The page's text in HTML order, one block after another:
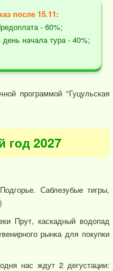
после 15.11:
- 60%;
день начала тура - 40%;
программой "Гуцульская
год 2027
Саблезубые тигры,
Прут, каскадный водопад
рынка для покупки
нас ждут 2 дегустации: